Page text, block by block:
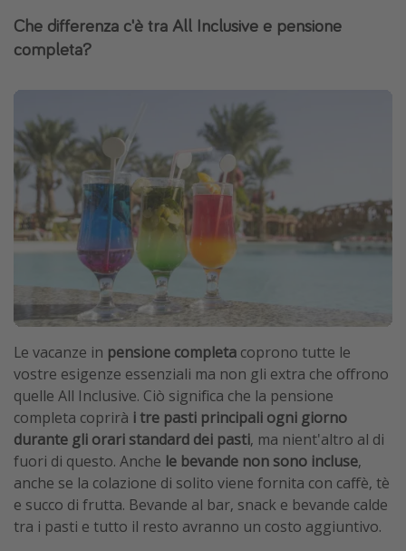
Che differenza c'è tra All Inclusive e pensione
completa?
Le vacanze in pensione completa coprono tutte le
vostre esigenze essenziali ma non gli extra che offrono
quelle All Inclusive. Ciò significa che la pensione
completa coprirà i tre pasti principali ogni giorno
durante gli orari standard dei pasti, ma nient'altro al di
fuori di questo. Anche le bevande non sono incluse,
anche se la colazione di solito viene fornita con caffè, tè
e succo di frutta. Bevande al bar, snack e bevande calde
tra i pasti e tutto il resto avranno un costo aggiuntivo.